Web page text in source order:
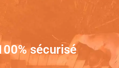
sécurisé